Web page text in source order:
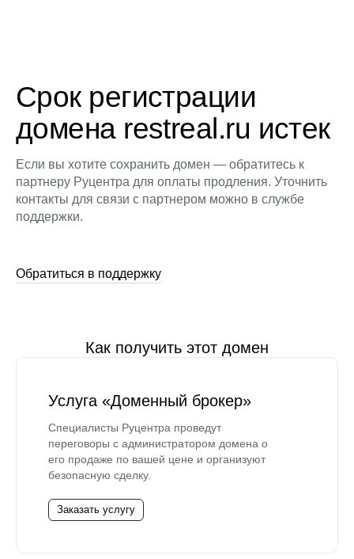
Срок регистрации
домена restreal.ru истек
Если вы хотите сохранить домен — обратитесь к
партнеру Руцентра для оплаты продления. Уточнить
контакты для связи с партнером можно в службе
поддержки.
Обратиться в поддержку
Как получить этот домен
Услуга «Доменный брокер»
Специалисты Руцентра проведут
переговоры с администратором домена о
его продаже по вашей цене и организуют
безопасную сделку.
Заказать услугу